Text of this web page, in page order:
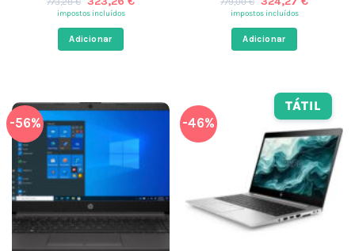
preço
era:
773,28 €.
impostos incluídos
Adicionar
preço
era:
779,00 €.
impostos incluídos
Adicionar
-56% -46%
TÁTIL